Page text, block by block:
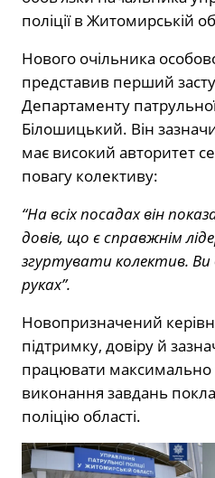
поліції в Житомирській
Нового очільника
представив перший
Департаменту патрульної
Білошицький. Він
має високий авторитет
повагу колективу:
“На всіх посадах він
довів, що є справжнім
згуртувати колектив. Ви
руках”.
Новопризначений
підтримку, довіру й
працювати максимально
виконання завдань
поліцію області.